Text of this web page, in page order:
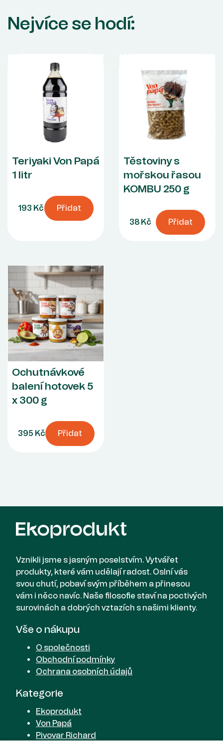
Nejvíce se hodí:
Teriyaki Von Papá
1 litr
193 Kč Přidat
Těstoviny s
mořskou řasou
KOMBU 250 g
38 Kč Přidat
Ochutnávkové
balení hotovek 5
x 300 g
395 Kč Přidat
Vznikli jsme s jasným poselstvím. Vytvářet
produkty, které vám udělají radost. Oslní vás
svou chutí, pobaví svým příběhem a přinesou
vám i něco navíc. Naše filosofie staví na poctivých
surovinách a dobrých vztazích s našimi klienty.
Vše o nákupu
O společnosti
Obchodní podmínky
Ochrana osobních údajů
Kategorie
Ekoprodukt
Von Papá
Pivovar Richard